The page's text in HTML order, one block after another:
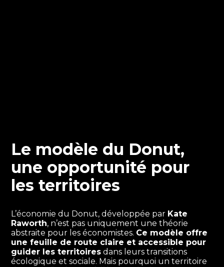
Le modèle du Donut,
une opportunité pour
les territoires
L’économie du Donut, développée par Kate
Raworth, n’est pas uniquement une théorie
abstraite pour les économistes. Ce modèle offre
une feuille de route claire et accessible pour
guider les territoires dans leurs transitions
écologique et sociale. Mais pourquoi un territoire